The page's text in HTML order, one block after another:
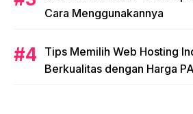
Cara Menggunakannya
Tips Memilih Web Hosting
Berkualitas dengan Harga